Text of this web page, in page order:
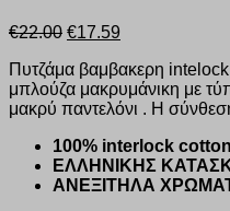
€22.00 Original
was:
€22.00.
€17.59Η
τιμή
είναι:
€17.59.
Πυτζάμα βαμβακερη
μπλούζα μακρυμάνικη με
μακρύ παντελόνι . Η
100% interlock cotton
ΕΛΛΗΝΙΚΗΣ
ΑΝΕΞΙΤΗΛΑ